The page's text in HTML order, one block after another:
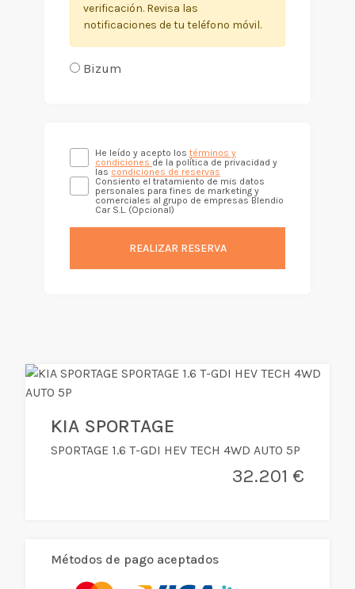
verificación. Revisa las
notificaciones de tu teléfono móvil.
Bizum
He leído y acepto los términos y
condiciones de la política de privacidad y
las condiciones de reservas
Consiento el tratamiento de mis datos
personales para fines de marketing y
comerciales al grupo de empresas Blendio
Car S.L. (Opcional)
REALIZAR RESERVA
KIA SPORTAGE
SPORTAGE 1.6 T-GDI HEV TECH 4WD AUTO 5P
32.201 €
Métodos de pago aceptados